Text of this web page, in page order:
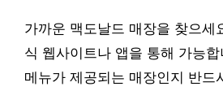
가까운 맥도날드 매장을 찾으세
식 웹사이트나 앱을 통해 가능
메뉴가 제공되는 매장인지 반드